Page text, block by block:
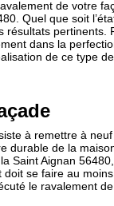
de votre
Quel que soit
résultats
dans la
de ce type
à remettre à
durable de la
Saint Aignan
se faire au
le ravalement